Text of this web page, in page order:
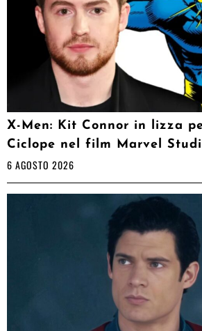
X-Men: Kit Connor in lizza
Ciclope nel film Marvel
6 AGOSTO 2026